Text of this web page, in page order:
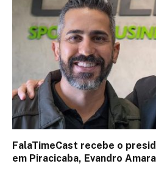
FalaTimeCast recebe o
em Piracicaba, Evandro